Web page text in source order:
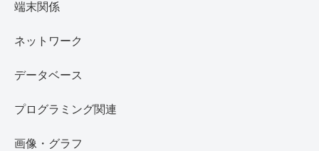
端末関係
ネットワーク
データベース
プログラミング関連
画像・グラフ